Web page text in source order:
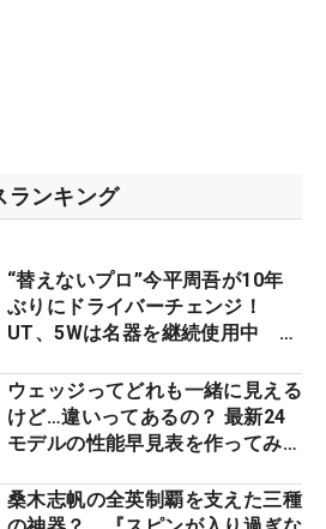
ランキング
“替えないプロ”今平周吾が10年
ぶりにドライバーチェンジ！
UT、5Wは名器を継続使用中 #
ウェッジってどれも一緒に見える
けど…違いってあるの？ 最新24
モデルの性能早見表を作ってみ
桑木志帆の全英制覇を支えた三種